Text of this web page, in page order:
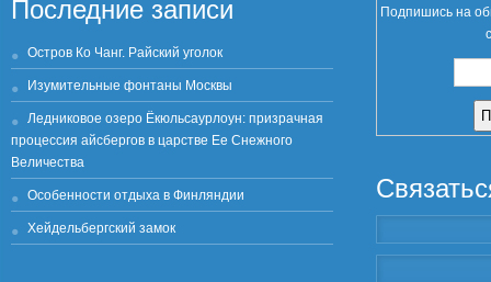
Последние записи
Остров Ко Чанг. Райский уголок
Изумительные фонтаны Москвы
Ледниковое озеро Ёкюльсаурлоун: призрачная
процессия айсбергов в царстве Ее Снежного
Величества
Особенности отдыха в Финляндии
Хейдельбергский замок
Подпишись на